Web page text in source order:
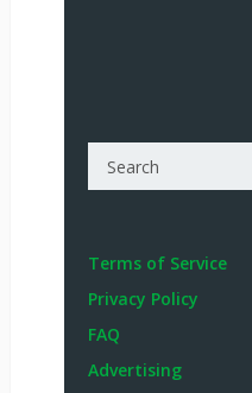
Terms of Service
Privacy Policy
FAQ
Advertising